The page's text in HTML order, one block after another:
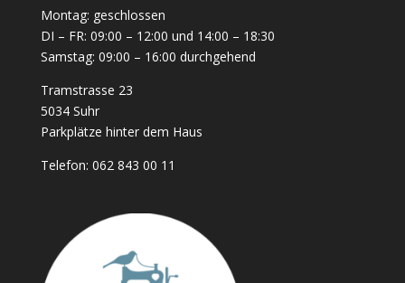
Montag: geschlossen
DI – FR: 09:00 – 12:00 und 14:00 – 18:30
Samstag: 09:00 – 16:00 durchgehend
Tramstrasse 23
5034 Suhr
Parkplätze hinter dem Haus
Telefon: 062 843 00 11